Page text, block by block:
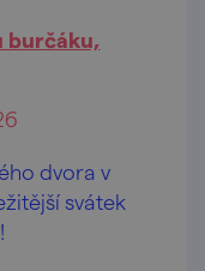
burčáku,
dvora v
svátek